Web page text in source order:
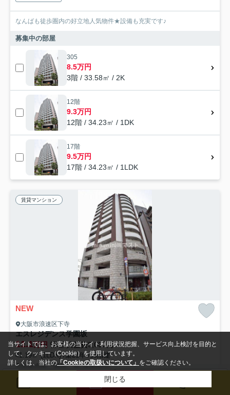
なんばも徒歩圏内の好立地人気物件★設備も充実です♪
募集中の部屋
305
8.5万円
3階 / 33.58㎡ / 2K
12階
9.3万円
12階 / 34.23㎡ / 1DK
17階
9.5万円
17階 / 34.23㎡ / 1LDK
賃貸マンション
NEW
大阪市浪速区下寺
エスレジデンス学園坂
11.1万円 管理/共益費9,000円
41.19㎡ (1LDK) /築21年 /13階建
南海本線「難波」駅 徒歩14分
エレベーター
来店予約
当サイトでは、お客様の当サイト利用状況把握、サービス向上検討を目的と
して、クッキー（Cookie）を使用しています。
詳しくは、当社の「Cookieの取扱いについて」 をご確認ください。
閉じる